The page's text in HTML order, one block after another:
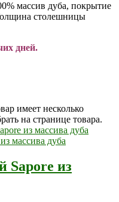
массив дуба, покрытие
столешницы
дней.
имеет несколько
на странице товара.
Sapore из